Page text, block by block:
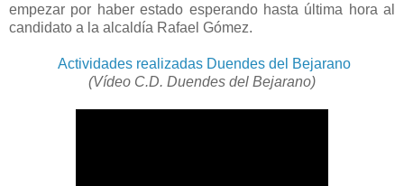
empezar por haber estado esperando hasta última hora al
candidato a la alcaldía Rafael Gómez.
Actividades realizadas Duendes del Bejarano
(Vídeo C.D. Duendes del Bejarano)